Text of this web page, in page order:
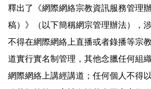
釋出了《網際網絡宗教資訊服務管理
稿）》（以下簡稱網宗管理辦法），
不得在網際網絡上直播或者錄播等宗
道實行實名制管理，其他念臘任何組
網際網絡上講經講道；任何個人不得